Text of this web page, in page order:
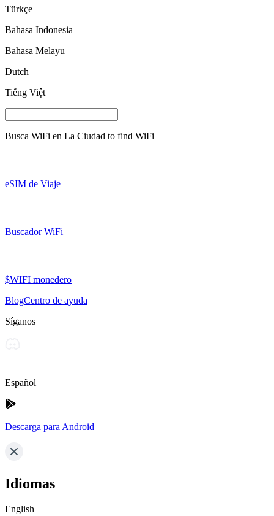
Türkçe
Bahasa Indonesia
Bahasa Melayu
Dutch
Tiếng Việt
Busca WiFi en La Ciudad to find WiFi
eSIM de Viaje
Buscador WiFi
$WIFI monedero
BlogCentro de ayuda
Síganos
Español
Descarga para Android
Idiomas
English